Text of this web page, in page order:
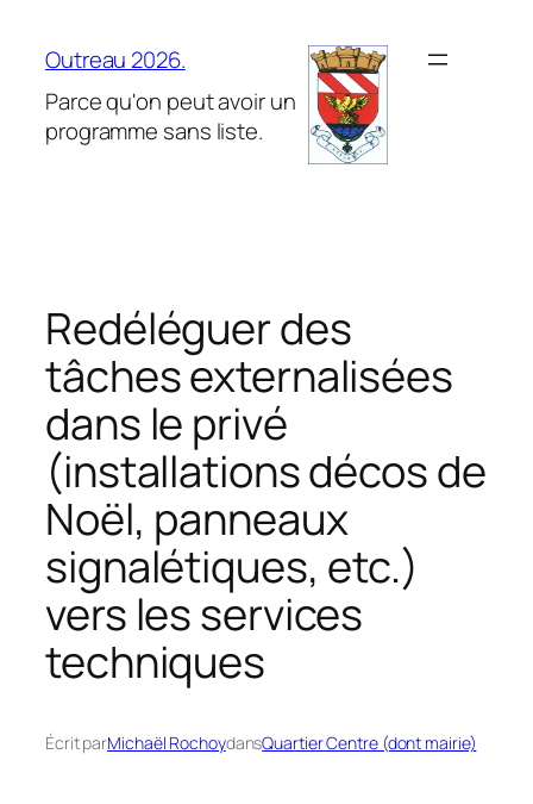
Outreau 2026.
Parce qu'on peut avoir un
programme sans liste.
Redéléguer des
tâches externalisées
dans le privé
(installations décos de
Noël, panneaux
signalétiques, etc.)
vers les services
techniques
Écrit parMichaël RochoydansQuartier Centre (dont mairie)